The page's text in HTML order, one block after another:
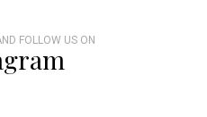
FOLLOW US ON